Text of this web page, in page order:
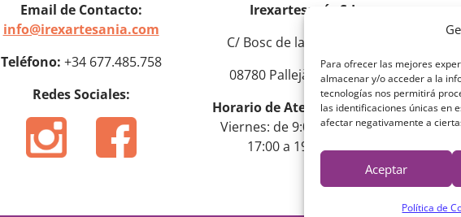
Para ofrecer las mejores
almacenar y/o acceder a la
tecnologías nos permitirá
las identificaciones únicas en
afectar negativamente a
Aceptar
Política de
Email de Contacto:
info@irexartesania.com
Teléfono: +34 677.485.758
Redes Sociales:
Irexartesanía S.L.
C/ Bosc de la Torroja nº10
08780 Pallejà (Barcelona)
Horario de Atención:Lunes a
Viernes: de 9:00 a 14:00 y de
17:00 a 19:00 horas